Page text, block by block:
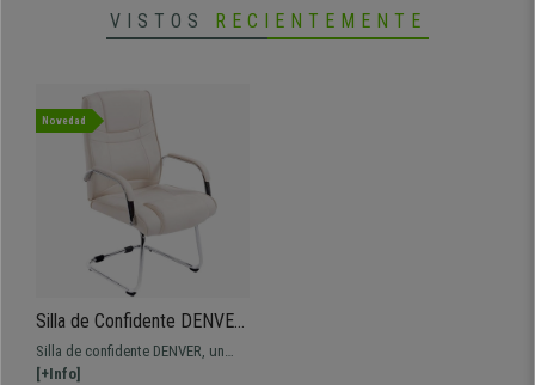
Atractivo diseño moderno
VISTOS RECIENTEMENTE
Novedad
Silla de Confidente DENVER,
Estructura Metálica,
Acolchada en Piel color
Silla de confidente DENVER, un
modelo de diseño exclusivo y
[+Info]